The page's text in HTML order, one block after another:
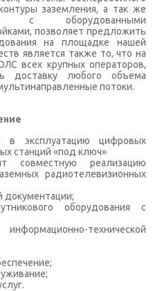
заземления, а так же
с оборудованными
позволяет предложить
на площадке нашей
является также то, что на
всех крупных операторов,
доставку любого объема
потоки.
эксплуатацию цифровых
станций «под ключ»
совместную реализацию
радиотелевизионных
документации;
оборудования с
технической